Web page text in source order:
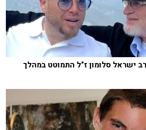
ישראל סלומון ז"ל התמוטט במהלך